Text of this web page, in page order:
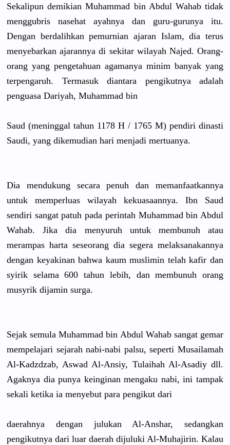
Sekalipun demikian Muhammad bin Abdul Wahab tidak
menggubris nasehat ayahnya dan guru-gurunya itu.
Dengan berdalihkan pemurnian ajaran Islam, dia terus
menyebarkan ajarannya di sekitar wilayah Najed. Orang-
orang yang pengetahuan agamanya minim banyak yang
terpengaruh. Termasuk diantara pengikutnya adalah
penguasa Dariyah, Muhammad bin
Saud (meninggal tahun 1178 H / 1765 M) pendiri dinasti
Saudi, yang dikemudian hari menjadi mertuanya.
Dia mendukung secara penuh dan memanfaatkannya
untuk memperluas wilayah kekuasaannya. Ibn Saud
sendiri sangat patuh pada perintah Muhammad bin Abdul
Wahab. Jika dia menyuruh untuk membunuh atau
merampas harta seseorang dia segera melaksanakannya
dengan keyakinan bahwa kaum muslimin telah kafir dan
syirik selama 600 tahun lebih, dan membunuh orang
musyrik dijamin surga.
Sejak semula Muhammad bin Abdul Wahab sangat gemar
mempelajari sejarah nabi-nabi palsu, seperti Musailamah
Al-Kadzdzab, Aswad Al-Ansiy, Tulaihah Al-Asadiy dll.
Agaknya dia punya keinginan mengaku nabi, ini tampak
sekali ketika ia menyebut para pengikut dari
daerahnya dengan julukan Al-Anshar,
sedangkan
pengikutnya dari luar daerah dijuluki Al-Muhajirin. Kalau